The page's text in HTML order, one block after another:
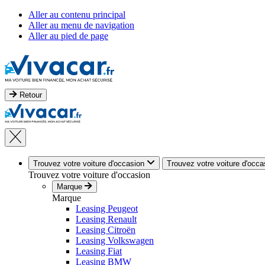
Aller au contenu principal
Aller au menu de navigation
Aller au pied de page
Retour
Trouvez votre voiture d'occasion Trouvez votre voiture
Trouvez votre voiture d'occasion
Marque
Marque
Leasing Peugeot
Leasing Renault
Leasing Citroën
Leasing Volkswagen
Leasing Fiat
Leasing BMW